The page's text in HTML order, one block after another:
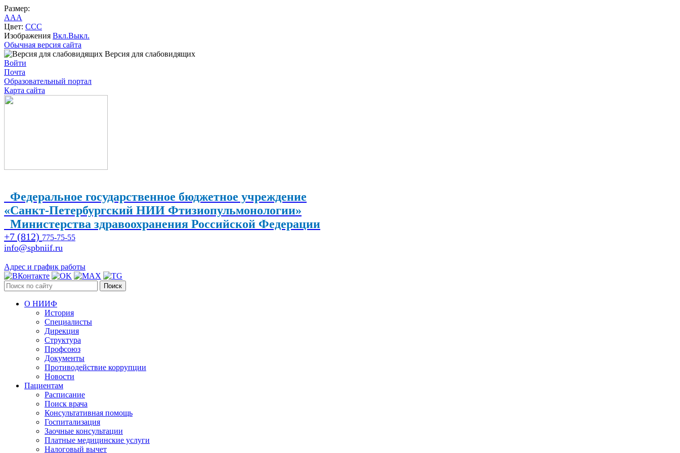
Размер:
AAA
Цвет: CCC
Изображения Вкл.Выкл.
Обычная версия сайта
Версия для слабовидящих
Войти
Почта
Образовательный портал
Карта сайта
Федеральное государственное бюджетное учреждение
«Санкт-Петербургский НИИ Фтизиопульмонологии»
Министерства здравоохранения Российской Федерации
+7 (812) 775-75-55
info@spbniif.ru
Адрес и график работы
Поиск
О НИИФ
История
Специалисты
Дирекция
Структура
Профсоюз
Документы
Противодействие коррупции
Новости
Пациентам
Расписание
Поиск врача
Консультативная помощь
Госпитализация
Заочные консультации
Платные медицинские услуги
Налоговый вычет